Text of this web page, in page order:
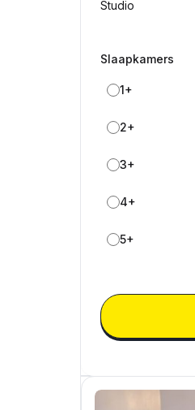
Studio
Slaapkamers
1+
2+
3+
4+
5+